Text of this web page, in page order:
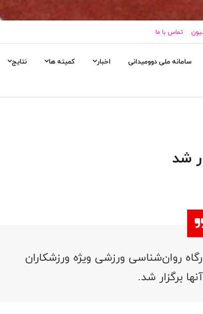
تماس با ما
سامانه ملی دوومیدانی اخبار کمیته ها نتایج
شد
روان‌شناسی ورزشی ویژه ورزشکاران
برگزار شد.